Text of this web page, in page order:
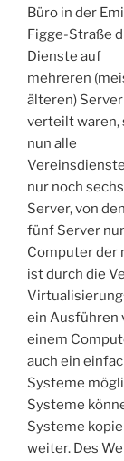
Büro in der
Figge-Straße
Dienste auf
mehreren
älteren)
verteilt waren,
nun alle
nur noch sechs
Server, von
fünf Server
Computer der
ist durch die
ein Ausführen
einem
auch ein
Systeme
Systeme
Systeme
weiter. Des